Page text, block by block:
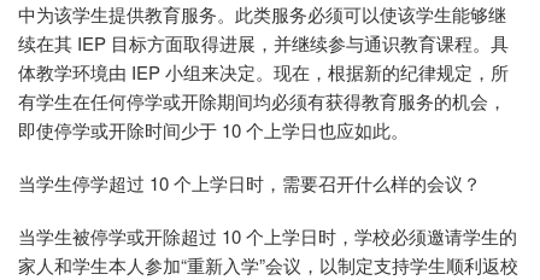
中为该学生提供教育服务。此类服务必须可以使该学生能够继
续在其 IEP 目标方面取得进展，并继续参与通识教育课程。具
体教学环境由 IEP 小组来决定。现在，根据新的纪律规定，所
有学生在任何停学或开除期间均必须有获得教育服务的机会，
即使停学或开除时间少于 10 个上学日也应如此。
当学生停学超过 10 个上学日时，需要召开什么样的会议？
当学生被停学或开除超过 10 个上学日时，学校必须邀请学生的
家人和学生本人参加“重新入学”会议，以制定支持学生顺利返校